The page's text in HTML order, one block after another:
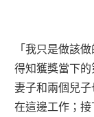
「我只是做該
得知獲獎當下
妻子和兩個兒
在這邊工作；